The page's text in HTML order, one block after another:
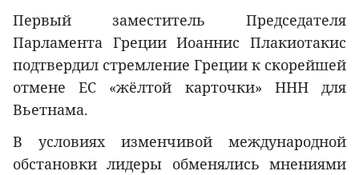
Первый заместитель Председателя
Парламента Греции Иоаннис Плакиотакис
подтвердил стремление Греции к скорейшей
отмене ЕС «жёлтой карточки» ННН для
Вьетнама.
В условиях изменчивой международной
обстановки лидеры обменялись мнениями